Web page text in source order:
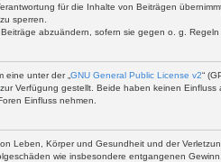
für die Inhalte von Beiträgen
sperren.
abzuändern, sofern sie gegen o. g.
unter der „ GNU General Public License v2“
zur Verfügung gestellt. Beide haben keinen
Einfluss nehmen.
Leben, Körper und Gesundheit und der
wie insbesondere entgangenen Gewinn.